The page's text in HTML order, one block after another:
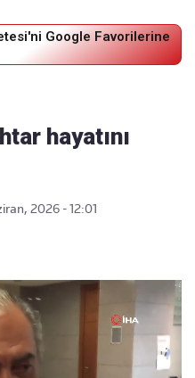
Google Favorilerine
hayatını
2026 - 12:01